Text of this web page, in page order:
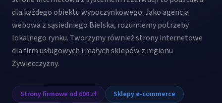
dla każdego obiektu wypoczynkowego. Jako agencja
webowa z sąsiedniego Bielska, rozumiemy potrzeby
lokalnego rynku. Tworzymy również strony internetowe
dla firm usługowych i małych sklepów z regionu
Żywiecczyzny.
Strony firmowe od 600 zł
Sklepy e-commerce